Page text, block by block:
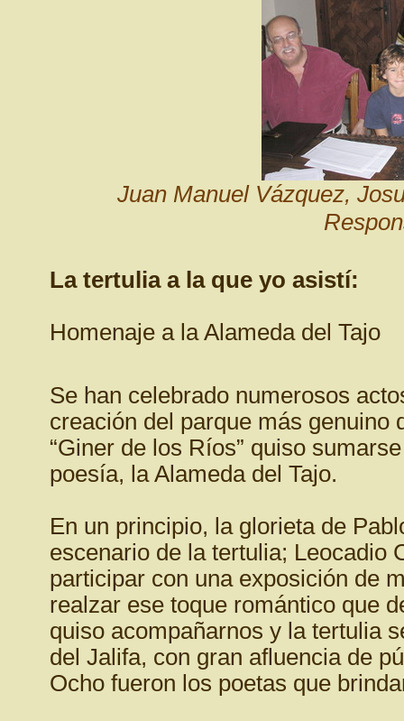
Juan Manuel Vázquez,
La tertulia a la que yo asistí:
Homenaje a la Alameda del Tajo
Se han celebrado numerosos
creación del parque más genuino
“Giner de los Ríos” quiso
poesía, la Alameda del Tajo.
En un principio, la glorieta de
escenario de la tertulia; Leocadio
participar con una exposición de
realzar ese toque romántico que
quiso acompañarnos y la tertulia
del Jalifa, con gran afluencia de
Ocho fueron los poetas que